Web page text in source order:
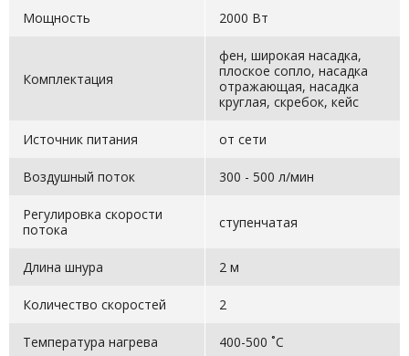
Мощность 2000 Вт
Комплектация
фен, широкая насадка,
плоское сопло, насадка
отражающая, насадка
круглая, скребок, кейс
Источник питания от сети
Воздушный поток 300 - 500 л/мин
Регулировка скорости
потока
ступенчатая
Длина шнура 2 м
Количество скоростей 2
Температура нагрева 400-500 ˚С